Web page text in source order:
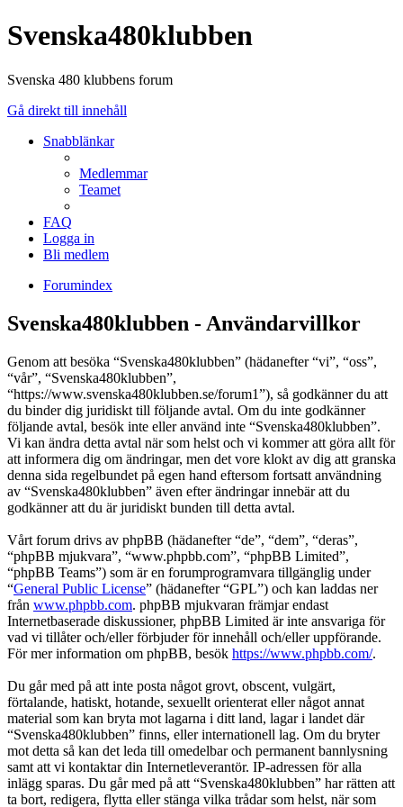
Svenska480klubben
Svenska 480 klubbens forum
Gå direkt till innehåll
Snabblänkar
Medlemmar
Teamet
FAQ
Logga in
Bli medlem
Forumindex
Svenska480klubben - Användarvillkor
Genom att besöka “Svenska480klubben” (hädanefter “vi”, “oss”,
“vår”, “Svenska480klubben”,
“https://www.svenska480klubben.se/forum1”), så godkänner du att
du binder dig juridiskt till följande avtal. Om du inte godkänner
följande avtal, besök inte eller använd inte “Svenska480klubben”.
Vi kan ändra detta avtal när som helst och vi kommer att göra allt för
att informera dig om ändringar, men det vore klokt av dig att granska
denna sida regelbundet på egen hand eftersom fortsatt användning
av “Svenska480klubben” även efter ändringar innebär att du
godkänner att du är juridiskt bunden till detta avtal.
Vårt forum drivs av phpBB (hädanefter “de”, “dem”, “deras”,
“phpBB mjukvara”, “www.phpbb.com”, “phpBB Limited”,
“phpBB Teams”) som är en forumprogramvara tillgänglig under
“General Public License” (hädanefter “GPL”) och kan laddas ner
från www.phpbb.com. phpBB mjukvaran främjar endast
Internetbaserade diskussioner, phpBB Limited är inte ansvariga för
vad vi tillåter och/eller förbjuder för innehåll och/eller uppförande.
För mer information om phpBB, besök https://www.phpbb.com/.
Du går med på att inte posta något grovt, obscent, vulgärt,
förtalande, hatiskt, hotande, sexuellt orienterat eller något annat
material som kan bryta mot lagarna i ditt land, lagar i landet där
“Svenska480klubben” finns, eller internationell lag. Om du bryter
mot detta så kan det leda till omedelbar och permanent bannlysning
samt att vi kontaktar din Internetleverantör. IP-adressen för alla
inlägg sparas. Du går med på att “Svenska480klubben” har rätten att
ta bort, redigera, flytta eller stänga vilka trådar som helst, när som